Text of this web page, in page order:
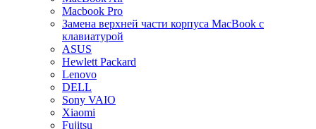
Macbook Pro
Замена верхней части корпуса MacBook с
клавиатурой
ASUS
Hewlett Packard
Lenovo
DELL
Sony VAIO
Xiaomi
Fujitsu